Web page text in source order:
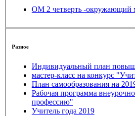
ОМ 2 четверть -окружающий
Разное
Индивидуальный план
мастер-класс на конкурс
План самообразования на
Рабочая программа
профессию"
Учитель года 2019